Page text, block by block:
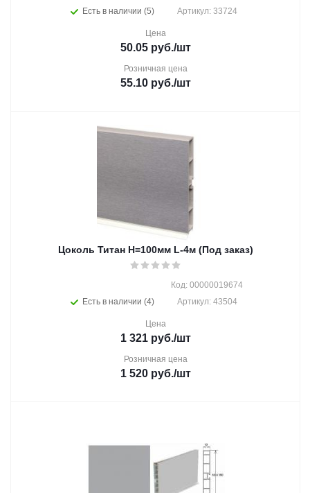
Есть в наличии (5)
Артикул: 33724
Цена
50.05 руб./шт
Розничная цена
55.10 руб./шт
Цоколь Титан Н=100мм L-4м (Под заказ)
Есть в наличии (4)
Код: 00000019674
Артикул: 43504
Цена
1 321 руб./шт
Розничная цена
1 520 руб./шт